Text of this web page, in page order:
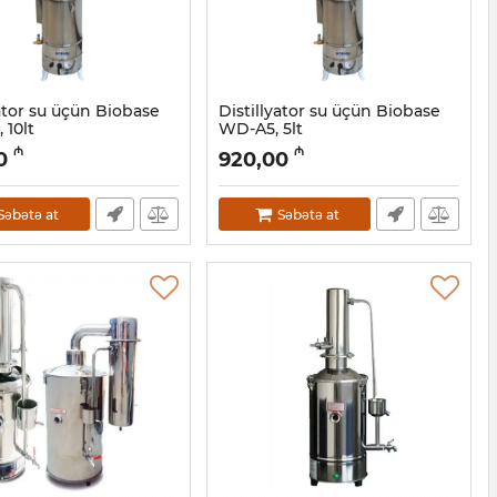
su üçün Biobase
10lt
₼
at
Distillyator su üçün Biobase
WD-A5, 5lt
Artikul: 12018499
920,00 ₼
Səbətə at